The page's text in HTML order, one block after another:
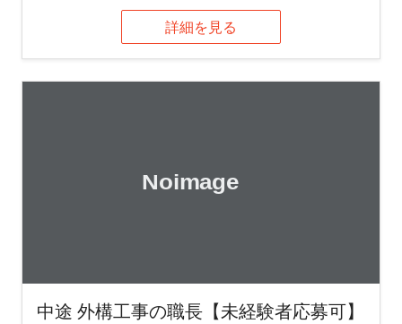
詳細を見る
中途 外構工事の職長【未経験者応募可】